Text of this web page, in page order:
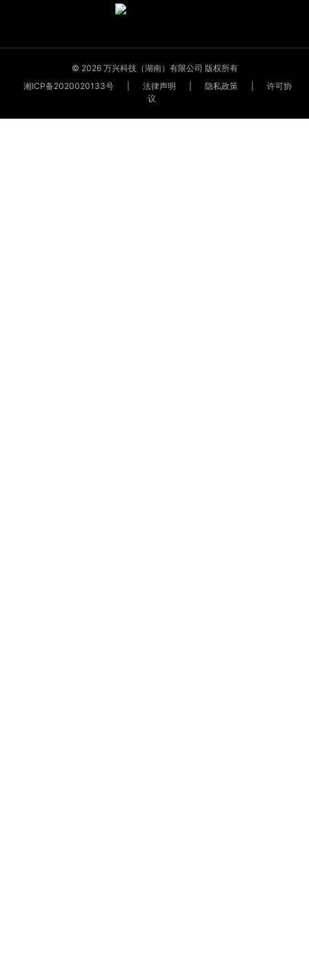
© 2026 万兴科技（湖南）有限公司 版权所有
湘ICP备2020020133号
法律声明 隐私政策
许可协
议